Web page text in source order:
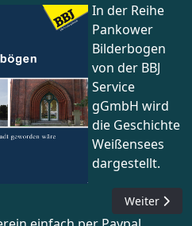
In der Reihe
Pankower
Bilderbogen
von der BBJ
Service
gGmbH wird
die Geschichte
Weißensees
dargestellt.
- ZeitsprüngeNächster
Weiter